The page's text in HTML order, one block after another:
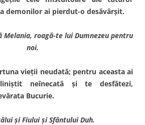
demonilor ai pierdut-o desăvârşit.
Melania, roagă-te lui Dumnezeu pentru
noi.
vieţii neudată; pentru aceasta ai
neîne­cată şi te desfătezi,
Bucurie.
şi Fiului şi Sfântului Duh.